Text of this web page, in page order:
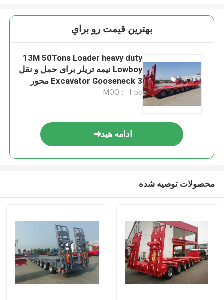
بهترين قيمت رو براي
13M 50Tons Loader heavy duty
Lowboy نیمه تریلر برای حمل و نقل
Excavator Gooseneck 3 محور
بستر پایین
MOQ： 1 pc
ادامه هید
محصولات توصیه شده